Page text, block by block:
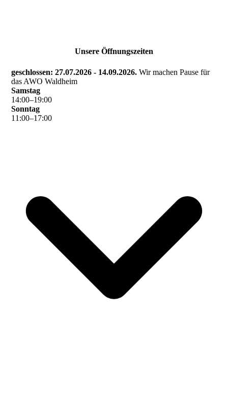
Unsere Öffnungszeiten
geschlossen: 27.07.2026 - 14.09.2026.Wir machen Pause für
das AWO Waldheim
Samstag
14:00–19:00
Sonntag
11 :00–17:00